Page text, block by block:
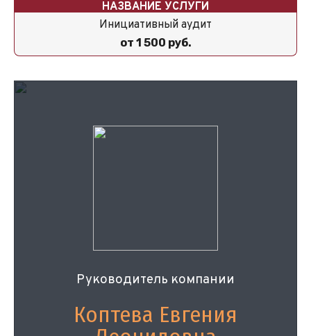
НАЗВАНИЕ УСЛУГИ
Инициативный аудит
от 1 500 руб.
Руководитель компании
Коптева Евгения